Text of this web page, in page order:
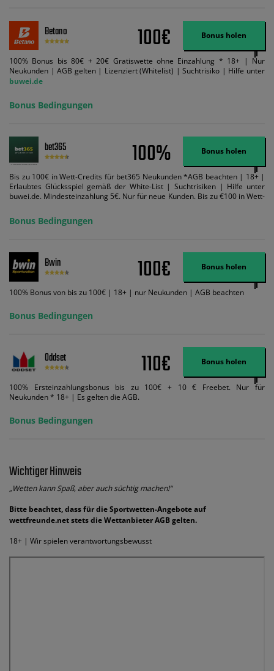
Betano 100€ Bonus holen
100% Bonus bis 80€ + 20€ Gratiswette ohne Einzahlung * 18+ | Nur
Neukunden | AGB gelten | Lizenziert (Whitelist) | Suchtrisiko | Hilfe unter
buwei.de
Bonus Bedingungen
bet365 100% Bonus holen
Bis zu 100€ in Wett-Credits für bet365 Neukunden *AGB beachten | 18+ |
Erlaubtes Glücksspiel gemäß der White-List | Suchtrisiken | Hilfe unter
buwei.de. Mindesteinzahlung 5€. Nur für neue Kunden. Bis zu €100 in Wett-
ein und wir geben Ihnen die entsprechende qualifizierende Einzahlung in
Wett-Credits, wenn Sie qualifizierende Wetten im gleichen Wert platzieren
Wett-Credits aus. Es gelten die AGB, Zeitlimits und Ausnahmen. Der Bonus-
Code VIPANGEBOT kann während der Anmeldung benutzt werden, jedoch
ändert dies den Angebotsbetrag in keinster Weise.
Bonus Bedingungen
Bwin 100€ Bonus holen
100% Bonus von bis zu 100€ | 18+ | nur Neukunden | AGB beachten
Bonus Bedingungen
Oddset 110€ Bonus holen
100% Ersteinzahlungsbonus bis zu 100€ + 10 € Freebet. Nur für
Neukunden * 18+ | Es gelten die AGB.
Bonus Bedingungen
Wichtiger Hinweis
„Wetten kann Spaß, aber auch süchtig machen!“
Bitte beachtet, dass für die Sportwetten-Angebote auf
wettfreunde.net stets die Wettanbieter AGB gelten.
18+ | Wir spielen verantwortungsbewusst